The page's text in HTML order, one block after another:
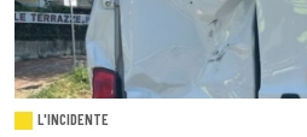
L'INCIDENTE